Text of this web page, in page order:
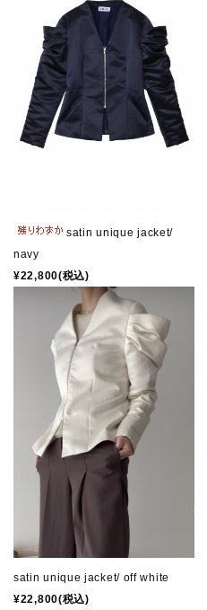
satin unique jacket/
navy
¥22,800(税込)
satin unique jacket/ off white
¥22,800(税込)